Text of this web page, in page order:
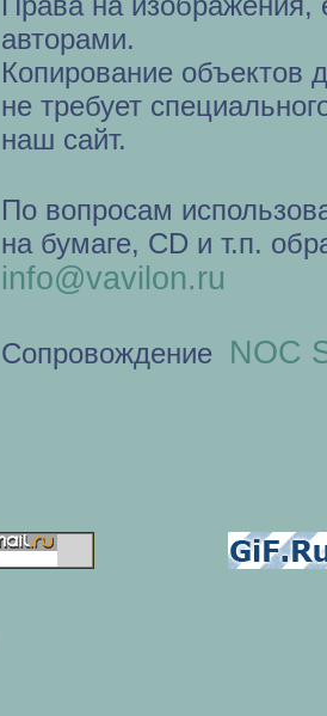
авторами.
Копирование объектов
не требует
наш сайт.
По вопросам
на бумаге, CD и т.п.
info@vavilon.ru
Сопровождение NOC